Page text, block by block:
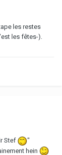
les restes
les fêtes-).
Stef
"
hein